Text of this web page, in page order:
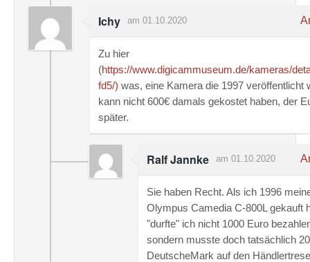
Ichy am 01.10.2020
Zu hier
(https://www.digicammuseum.de/kameras/
fd5/) was, eine Kamera die 1997 veröffentlicht
kann nicht 600€ damals gekostet haben, der
später.
Ralf Jannke am 01.10.2020
Sie haben Recht. Als ich 1996
Olympus Camedia C-800L gekauft
"durfte" ich nicht 1000 Euro
sondern musste doch tatsächlich
DeutscheMark auf den